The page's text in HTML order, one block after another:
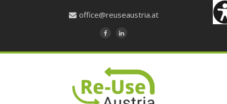
office@reuseaustria.at